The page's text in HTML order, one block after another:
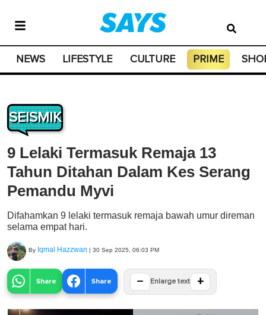
NEWS LIFESTYLE CULTURE PRIME
SEISMIK
9 Lelaki Termasuk Remaja 13
Tahun Ditahan Dalam Kes Serang
Pemandu Myvi
Difahamkan 9 lelaki termasuk remaja bawah umur direman
selama empat hari.
By Iqmal Hazzwan | 30 Sep 2025, 06:03 PM
Share Share − Enlarge text +